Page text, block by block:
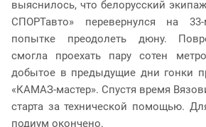
выяснилось, что белорусский
СПОРТавто» перевернулся на
попытке преодолеть дюну.
смогла проехать пару сотен
добытое в предыдущие дни гонки
«КАМАЗ-мастер». Спустя время
старта за технической помощью.
подиум окончено.